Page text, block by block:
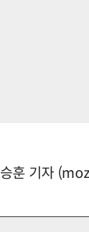
승훈 기자